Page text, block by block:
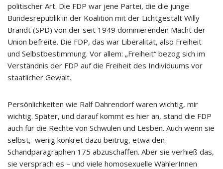
politischer Art. Die FDP war jene Partei, die die junge
Bundesrepublik in der Koalition mit der Lichtgestalt Willy
Brandt (SPD) von der seit 1949 dominierenden Macht der
Union befreite. Die FDP, das war Liberalität, also Freiheit
und Selbstbestimmung. Vor allem: „Freiheit“ bezog sich im
Verständnis der FDP auf die Freiheit des Individuums vor
staatlicher Gewalt.
Persönlichkeiten wie Ralf Dahrendorf waren wichtig, mir
wichtig. Später, und darauf kommt es hier an, stand die FDP
auch für die Rechte von Schwulen und Lesben. Auch wenn sie
selbst, wenig konkret dazu beitrug, etwa den
Schandparagraphen 175 abzuschaffen. Aber sie verhieß das,
sie versprach es – und viele homosexuelle WählerInnen